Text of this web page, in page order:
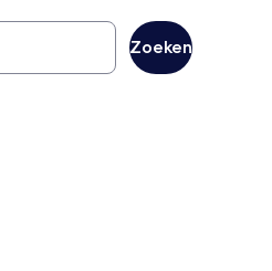
Zoeken